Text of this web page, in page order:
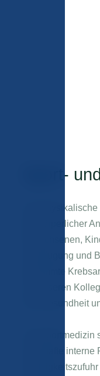
Sport-
Die
bei körperlicher
Erwachsenen,
Vorbeugung und
bestimmte
mit unseren
Ihre Gesundheit
Die
ernsthafte